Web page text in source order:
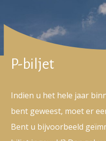
P-biljet
Indien u het hele jaar
bent geweest, moet er
Bent u bijvoorbeeld